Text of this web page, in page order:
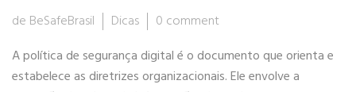
de BeSafeBrasil Dicas
0 comment
A política de segurança digital é o documento que orienta e
estabelece as diretrizes organizacionais. Ele envolve a